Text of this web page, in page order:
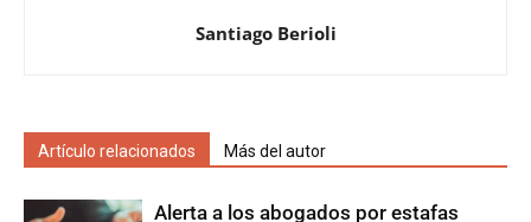
Santiago Berioli
Artículo relacionados Más del autor
Alerta a los abogados por estafas